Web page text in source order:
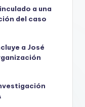
a una
del caso
a José